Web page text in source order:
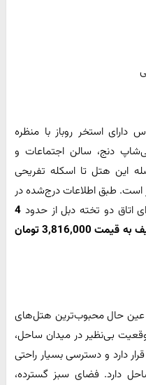
استخر روباز با منظره
دنج، سالن اجتماعات و
این هتل تا اسکله تفریحی
و تا فرودگاه ۹ کیلومتر است. طبق اطلاعات درج‌شده در
اتاق دو تخته دبل از حدود 4
3,816,000 تومان
عین حال محبوب‌ترین هتل‌های
بی‌نظیر در میدان ساحل،
دارد و دسترسی بسیار راحتی
دارد. فضای سبز گسترده،